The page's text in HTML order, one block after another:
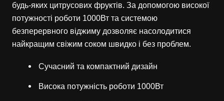
будь-яких цитрусових фруктів. За допомогою високої
потужності роботи 1000Вт та системою
безперервного віджиму дозволяє насолодитися
найкращим свіжим соком швидко і без проблем.
Сучасний та компактний дизайн
Висока потужність роботи 1000Вт